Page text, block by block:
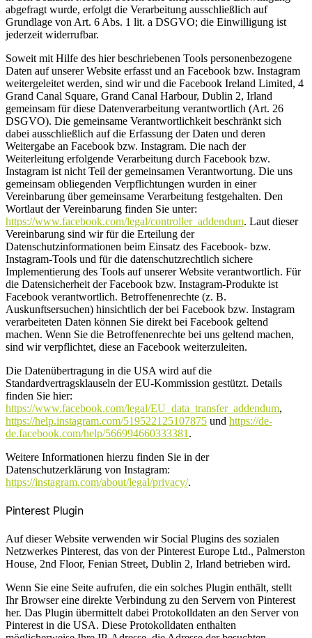
abgefragt wurde, erfolgt die Verarbeitung ausschließlich auf
Grundlage von Art. 6 Abs. 1 lit. a DSGVO; die Einwilligung ist
jederzeit widerrufbar.
Soweit mit Hilfe des hier beschriebenen Tools personenbezogene
Daten auf unserer Website erfasst und an Facebook bzw. Instagram
weitergeleitet werden, sind wir und die Facebook Ireland Limited, 4
Grand Canal Square, Grand Canal Harbour, Dublin 2, Irland
gemeinsam für diese Datenverarbeitung verantwortlich (Art. 26
DSGVO). Die gemeinsame Verantwortlichkeit beschränkt sich
dabei ausschließlich auf die Erfassung der Daten und deren
Weitergabe an Facebook bzw. Instagram. Die nach der
Weiterleitung erfolgende Verarbeitung durch Facebook bzw.
Instagram ist nicht Teil der gemeinsamen Verantwortung. Die uns
gemeinsam obliegenden Verpflichtungen wurden in einer
Vereinbarung über gemeinsame Verarbeitung festgehalten. Den
Wortlaut der Vereinbarung finden Sie unter:
https://www.facebook.com/legal/controller_addendum. Laut dieser
Vereinbarung sind wir für die Erteilung der
Datenschutzinformationen beim Einsatz des Facebook- bzw.
Instagram-Tools und für die datenschutzrechtlich sichere
Implementierung des Tools auf unserer Website verantwortlich. Für
die Datensicherheit der Facebook bzw. Instagram-Produkte ist
Facebook verantwortlich. Betroffenenrechte (z. B.
Auskunftsersuchen) hinsichtlich der bei Facebook bzw. Instagram
verarbeiteten Daten können Sie direkt bei Facebook geltend
machen. Wenn Sie die Betroffenenrechte bei uns geltend machen,
sind wir verpflichtet, diese an Facebook weiterzuleiten.
Die Datenübertragung in die USA wird auf die
Standardvertragsklauseln der EU-Kommission gestützt. Details
finden Sie hier:
https://www.facebook.com/legal/EU_data_transfer_addendum,
https://help.instagram.com/519522125107875 und https://de-
de.facebook.com/help/566994660333381 .
Weitere Informationen hierzu finden Sie in der
Datenschutzerklärung von Instagram:
https://instagram.com/about/legal/privacy/.
Pinterest Plugin
Auf dieser Website verwenden wir Social Plugins des sozialen
Netzwerkes Pinterest, das von der Pinterest Europe Ltd., Palmerston
House, 2nd Floor, Fenian Street, Dublin 2, Irland betrieben wird.
Wenn Sie eine Seite aufrufen, die ein solches Plugin enthält, stellt
Ihr Browser eine direkte Verbindung zu den Servern von Pinterest
her. Das Plugin übermittelt dabei Protokolldaten an den Server von
Pinterest in die USA. Diese Protokolldaten enthalten